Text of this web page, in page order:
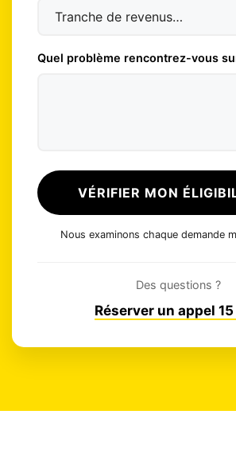
Quel problème rencontrez-vous
VÉRIFIER MON
Nous examinons chaque demande
Des questions ?
Réserver un appel